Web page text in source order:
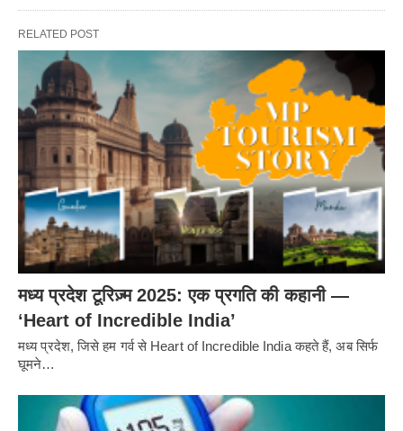
RELATED POST
मध्य प्रदेश टूरिज़्म 2025: एक प्रगति की कहानी —
‘Heart of Incredible India’
मध्य प्रदेश, जिसे हम गर्व से Heart of Incredible India कहते हैं, अब सिर्फ
घूमने…